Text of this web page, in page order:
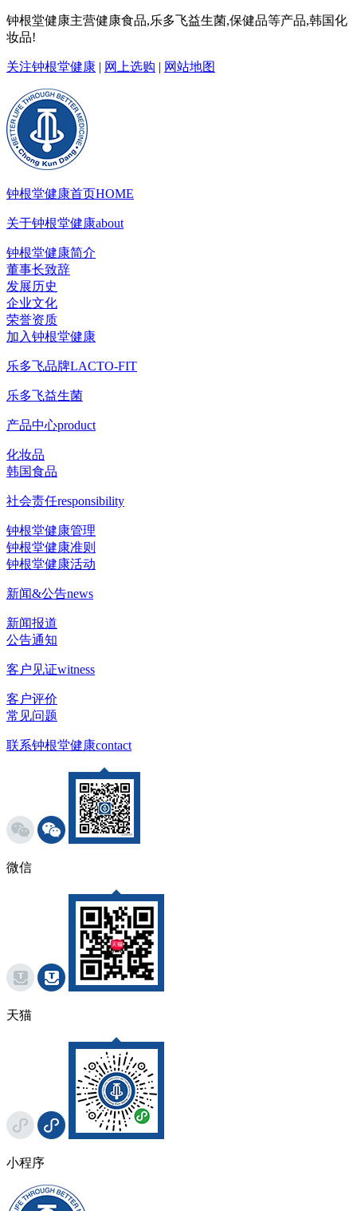
钟根堂健康主营健康食品,乐多飞益生菌,保健品等产品,韩国化
妆品!
关注钟根堂健康 | 网上选购 | 网站地图
钟根堂健康首页HOME
关于钟根堂健康about
钟根堂健康简介
董事长致辞
发展历史
企业文化
荣誉资质
加入钟根堂健康
乐多飞品牌LACTO-FIT
乐多飞益生菌
产品中心product
化妆品
韩国食品
社会责任responsibility
钟根堂健康管理
钟根堂健康准则
钟根堂健康活动
新闻&公告news
新闻报道
公告通知
客户见证witness
客户评价
常见问题
联系钟根堂健康contact
微信
天猫
小程序